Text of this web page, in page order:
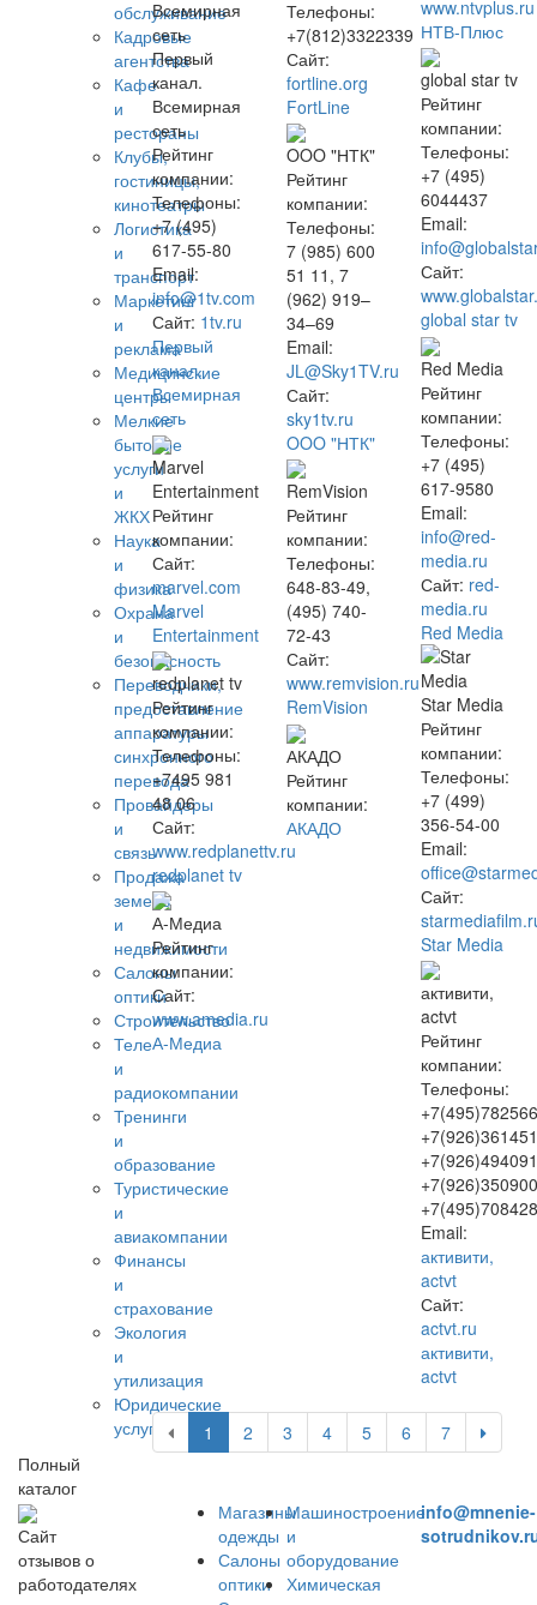
обслуживание
Кадровые
агентства
Кафе
и
рестораны
Клубы,
гостиницы,
кинотеатры
Логистика
и
транспорт
Маркетинг
и
реклама
Медицинские
центры
Мелкие
бытовые
услуги
и
ЖКХ
Наука
и
физика
Охрана
и
безопасность
Переводчики,
предоставление
аппаратуры
синхронного
перевода
Провайдеры
и
связь
Продажа
земель
и
недвижимости
Салоны
оптики
Строительство
Теле
и
радиокомпании
Тренинги
и
образование
Туристические
и
авиакомпании
Финансы
и
страхование
Экология
и
утилизация
Юридические
услуги
Полный
каталог
Первый
канал.
Всемирная
сеть
Рейтинг
компании:
Телефоны:
+7 (495)
617-55-80
Email:
info@1tv.com
Сайт: 1tv.ru
Первый
канал.
Всемирная
сеть
Marvel
Entertainment
Рейтинг
компании:
Сайт:
marvel.com
Marvel
Entertainment
redplanet tv
Рейтинг
компании:
Телефоны:
+7495 981
48 06
Сайт:
www.redplanettv.ru
redplanet tv
А-Медиа
Рейтинг
компании:
Сайт:
www.amedia.ru
А-Медиа
Телефоны:
+7(812)3322339
Сайт:
fortline.org
FortLine
OOO "НТК"
Рейтинг
компании:
Телефоны:
7 (985) 600
51 11, 7
(962) 919–
34–69
Email:
JL@Sky1TV.ru
Сайт:
sky1tv.ru
OOO "НТК"
RemVision
Рейтинг
компании:
Телефоны:
648-83-49,
(495) 740-
72-43
Сайт:
www.remvision.ru
RemVision
АКАДО
Рейтинг
компании:
АКАДО
www.ntvplus.ru
НТВ-Плюс
global star tv
Рейтинг
компании:
Телефоны:
+7 (495)
6044437
Email:
Сайт:
global star tv
Red Media
Рейтинг
компании:
Телефоны:
+7 (495)
617-9580
Email:
info@red-
media.ru
Сайт: red-
media.ru
Red Media
Star Media
Рейтинг
компании:
Телефоны:
+7 (499)
356-54-00
Email:
Сайт:
Star Media
активити,
actvt
Рейтинг
компании:
Телефоны:
Email:
активити,
actvt
Сайт:
actvt.ru
активити,
actvt
1 2 3 4 5 6 7
Сайт
отзывов о
работодателях
Магазины
одежды
Салоны
оптики
Машиностроение
и
оборудование
Химическая
info@mnenie-